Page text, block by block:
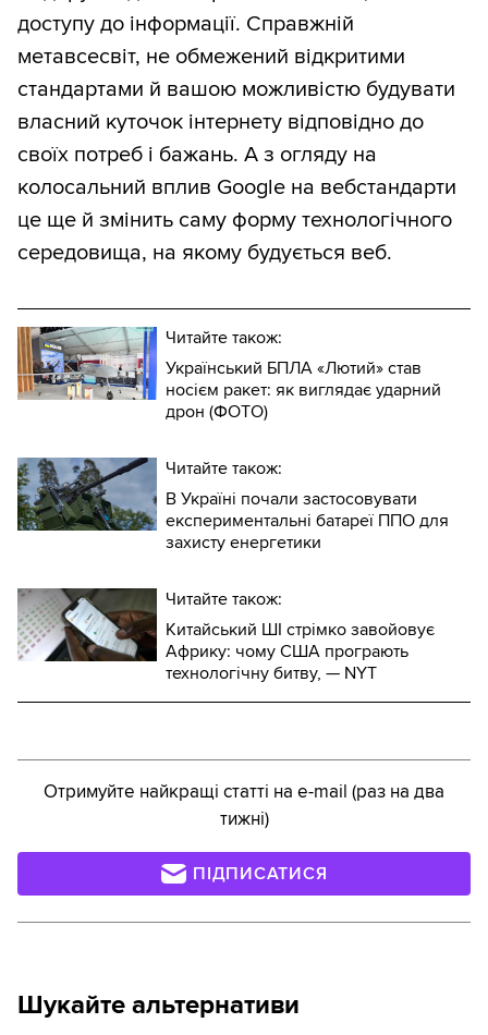
доступу до інформації. Справжній
метавсесвіт, не обмежений відкритими
стандартами й вашою можливістю будувати
власний куточок інтернету відповідно до
своїх потреб і бажань. А з огляду на
колосальний вплив Google на вебстандарти
це ще й змінить саму форму технологічного
середовища, на якому будується веб.
Читайте також:
Український БПЛА «Лютий» став
носієм ракет: як виглядає ударний
дрон (ФОТО)
Читайте також:
В Україні почали застосовувати
експериментальні батареї ППО для
захисту енергетики
Читайте також:
Китайський ШІ стрімко завойовує
Африку: чому США програють
технологічну битву, — NYT
Отримуйте найкращі статті на e-mail (раз на два
тижні)
ПІДПИСАТИСЯ
Шукайте альтернативи